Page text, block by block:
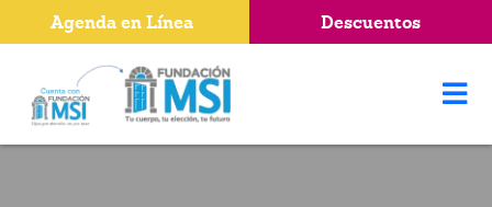
Agenda en Línea Descuentos